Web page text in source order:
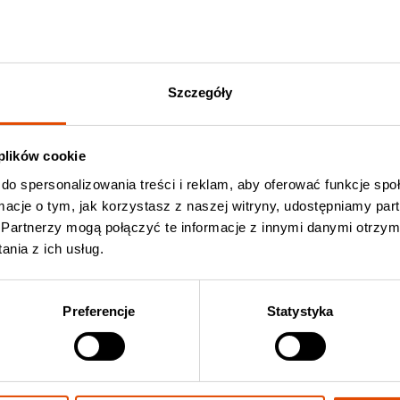
Szczegóły
cookie
spersonalizowania treści i reklam, aby oferować funkcje
o tym, jak korzystasz z naszej witryny, udostępniamy
mogą połączyć te informacje z innymi danymi
z ich usług.
Preferencje Statystyka
nieco układ gry. „Legends” jest materiałem w całości
ery średniowiecza. To nowa jakość w historii zespołu –
wydawnictwa.
pod tym linkiem:
Tauron Arenie. Razem z grupą wystąpiThe
Out Music Store(druki kolekcjonerskie) orazeBilet.
Sabaton Kup bilet Sabaton